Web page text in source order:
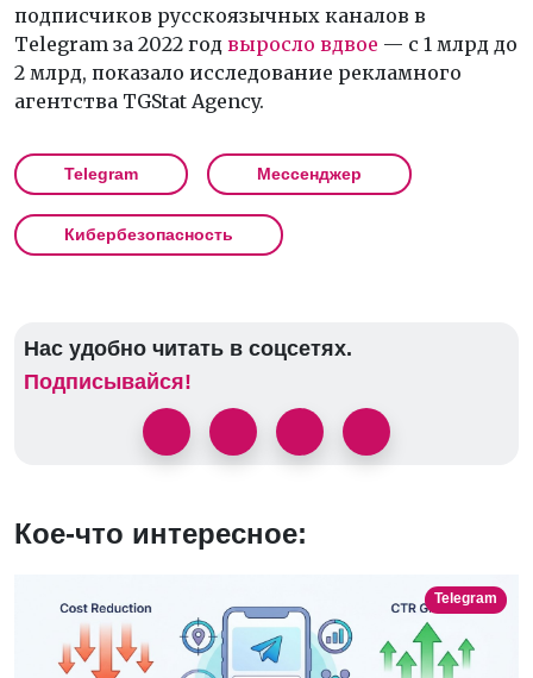
подписчиков русскоязычных каналов в
Telegram за 2022 год выросло вдвое — с 1 млрд до
2 млрд, показало исследование рекламного
агентства TGStat Agency.
Telegram Мессенджер
Кибербезопасность
Нас удобно читать в соцсетях.
Подписывайся!
Кое-что интересное:
Telegram